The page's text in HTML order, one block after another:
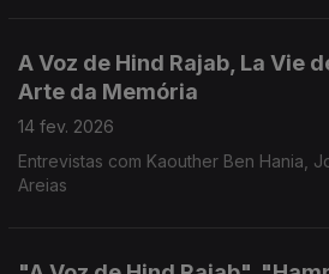
A Voz de Hind Rajab, La Vie
Arte da Memória
14 fev. 2026
Entrevistas com Kaouther Ben Hania,
Areias